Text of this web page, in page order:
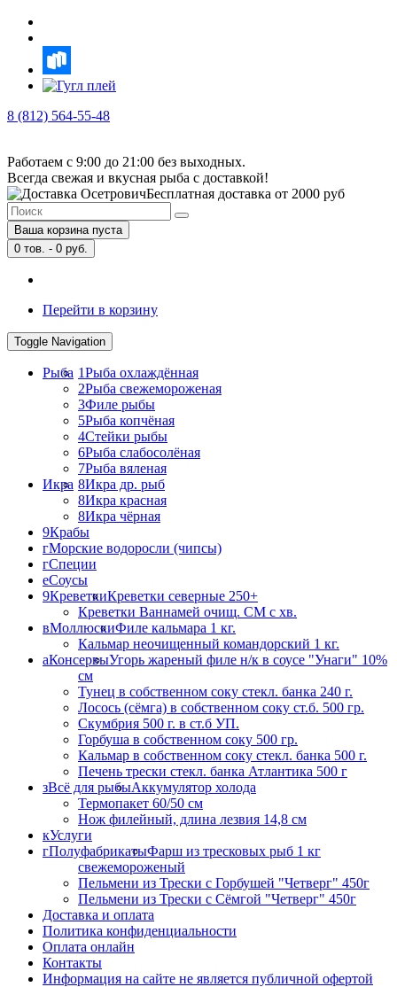
8 (812) 564-55-48
Работаем с 9:00 до 21:00 без выходных.
Всегда свежая и вкусная рыба с доставкой!
Бесплатная доставка от 2000 руб
Ваша корзина пуста
0 тов. - 0 руб.
Перейти в корзину
Toggle Navigation
Рыба 1Рыба охлаждённая
2Рыба свежемороженая
3Филе рыбы
5Рыба копчёная
4Стейки рыбы
6Рыба слабосолёная
7Рыба вяленая
Икра 8Икра др. рыб
8Икра красная
8Икра чёрная
9Крабы
гМорские водоросли (чипсы)
гСпеции
еСоусы
9КреветкиКреветки северные 250+
Креветки Ваннамей очищ. СМ с хв.
вМоллюскиФиле кальмара 1 кг.
Кальмар неочищенный командорский 1 кг.
аКонсервыУгорь жареный филе н/к в соусе "Унаги" 10%
см
Тунец в собственном соку стекл. банка 240 г.
Лосось (сёмга) в собственном соку ст.б. 500 гр.
Скумбрия 500 г. в ст.б УП.
Горбуша в собственном соку 500 гр.
Кальмар в собственном соку стекл. банка 500 г.
Печень трески стекл. банка Атлантика 500 г
зВсё для рыбыАккумулятор холода
Термопакет 60/50 см
Нож филейный, длина лезвия 14,8 см
кУслуги
гПолуфабрикатыФарш из тресковых рыб 1 кг
свежемороженый
Пельмени из Трески с Горбушей "Четверг" 450г
Пельмени из Трески с Сёмгой "Четверг" 450г
Доставка и оплата
Политика конфиденциальности
Оплата онлайн
Контакты
Информация на сайте не является публичной офертой